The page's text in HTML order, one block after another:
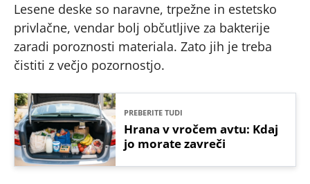
Lesene deske so naravne, trpežne in estetsko
privlačne, vendar bolj občutljive za bakterije
zaradi poroznosti materiala. Zato jih je treba
čistiti z večjo pozornostjo.
PREBERITE TUDI
Hrana v vročem avtu: Kdaj
jo morate zavreči